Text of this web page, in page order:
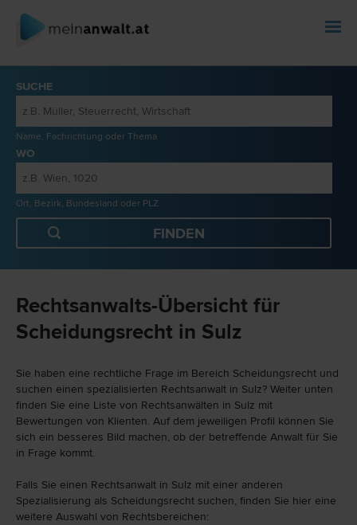
SUCHE
Name, Fachrichtung oder Thema
WO
Ort, Bezirk, Bundesland oder PLZ
Rechtsanwalts-Übersicht für
Scheidungsrecht in Sulz
Sie haben eine rechtliche Frage im Bereich Scheidungsrecht und
suchen einen spezialisierten Rechtsanwalt in Sulz? Weiter unten
finden Sie eine Liste von Rechtsanwälten in Sulz mit
Bewertungen von Klienten. Auf dem jeweiligen Profil können Sie
sich ein besseres Bild machen, ob der betreffende Anwalt für Sie
in Frage kommt.
Falls Sie einen Rechtsanwalt in Sulz mit einer anderen
Spezialisierung als Scheidungsrecht suchen, finden Sie hier eine
weitere Auswahl von Rechtsbereichen: